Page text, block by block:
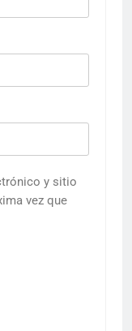
y sitio
vez que